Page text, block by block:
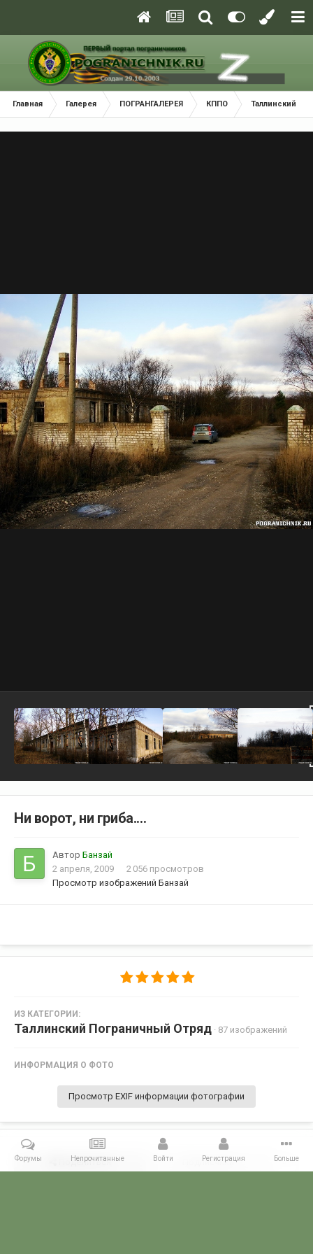
Главная Галерея ПОГРАНГАЛЕРЕЯ КППО Таллинский
Ни ворот, ни гриба....
Автор Банзай
2 апреля, 2009
2 056 просмотров
Просмотр изображений Банзай
ИЗ КАТЕГОРИИ:
Таллинский Пограничный Отряд · 87 изображений
ИНФОРМАЦИЯ О ФОТО
Просмотр EXIF информации фотографии
Поделиться Подписчики 0
Форумы Непрочитанные Войти Регистрация Больше